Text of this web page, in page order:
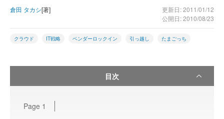
倉田 タカシ[著]
更新日: 2011/01/12
公開日: 2010/08/23
クラウド IT戦略 ベンダーロックイン 引っ越し たまごっち
目次
Page 1